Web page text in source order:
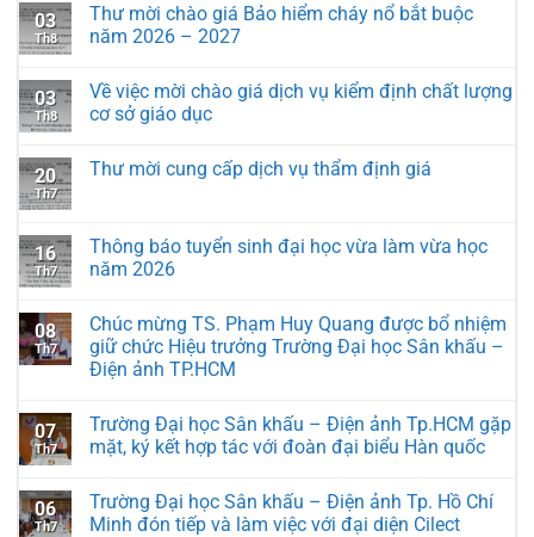
03
Th8
Thư mời chào giá Bảo hiểm cháy nổ bắt buộc
năm 2026 – 2027
03
Th8
Về việc mời chào giá dịch vụ kiểm định chất lượng
cơ sở giáo dục
20
Th7
Thư mời cung cấp dịch vụ thẩm định giá
16
Th7
Thông báo tuyển sinh đại học vừa làm vừa học
năm 2026
08
Th7
Chúc mừng TS. Phạm Huy Quang được bổ nhiệm
giữ chức Hiệu trưởng Trường Đại học Sân khấu –
Điện ảnh TP.HCM
07
Th7
Trường Đại học Sân khấu – Điện ảnh Tp.HCM gặp
mặt, ký kết hợp tác với đoàn đại biểu Hàn quốc
06
Th7
Trường Đại học Sân khấu – Điện ảnh Tp. Hồ Chí
Minh đón tiếp và làm việc với đại diện Cilect